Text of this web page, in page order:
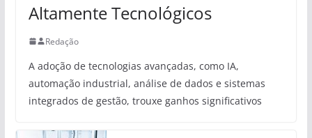
Altamente Tecnológicos
Redação
A adoção de tecnologias avançadas, como IA,
automação industrial, análise de dados e sistemas
integrados de gestão, trouxe ganhos significativos